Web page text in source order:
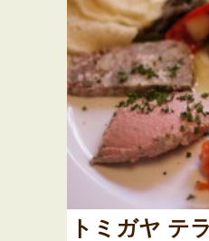
トミガヤ テ